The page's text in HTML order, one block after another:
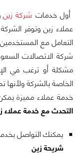
أول خدمات شركة زين
عملاء زين وتوفر
التعامل مع
شركة الاتصالات
مشكلة أو ترغب في
الخاصة بالشركة
خدمة عملاء مميزة
التحدث مع خدمة عملاء
يمكنك التواصل
شريحة زين